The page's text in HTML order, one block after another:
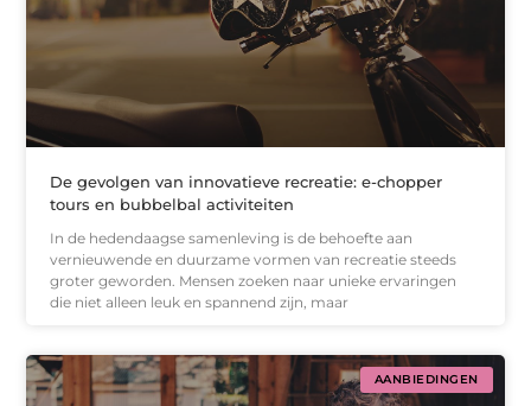
De gevolgen van innovatieve recreatie: e-chopper
tours en bubbelbal activiteiten
In de hedendaagse samenleving is de behoefte aan
vernieuwende en duurzame vormen van recreatie steeds
groter geworden. Mensen zoeken naar unieke ervaringen
die niet alleen leuk en spannend zijn, maar
AANBIEDINGEN